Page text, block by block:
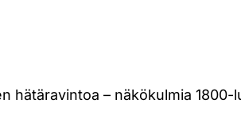
hätäravintoa – näkökulmia 1800-